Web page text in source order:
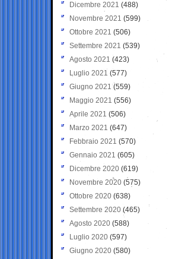
Dicembre 2021 (488)
Novembre 2021 (599)
Ottobre 2021 (506)
Settembre 2021 (539)
Agosto 2021 (423)
Luglio 2021 (577)
Giugno 2021(559)
Maggio 2021 (556)
Aprile 2021 (506)
Marzo 2021 (647)
Febbraio 2021 (570)
Gennaio 2021 (605)
Dicembre 2020 (619)
Novembre 2020 (575)
Ottobre 2020 (638)
Settembre 2020(465)
Agosto 2020 (588)
Luglio 2020 (597)
Giugno 2020 (580)